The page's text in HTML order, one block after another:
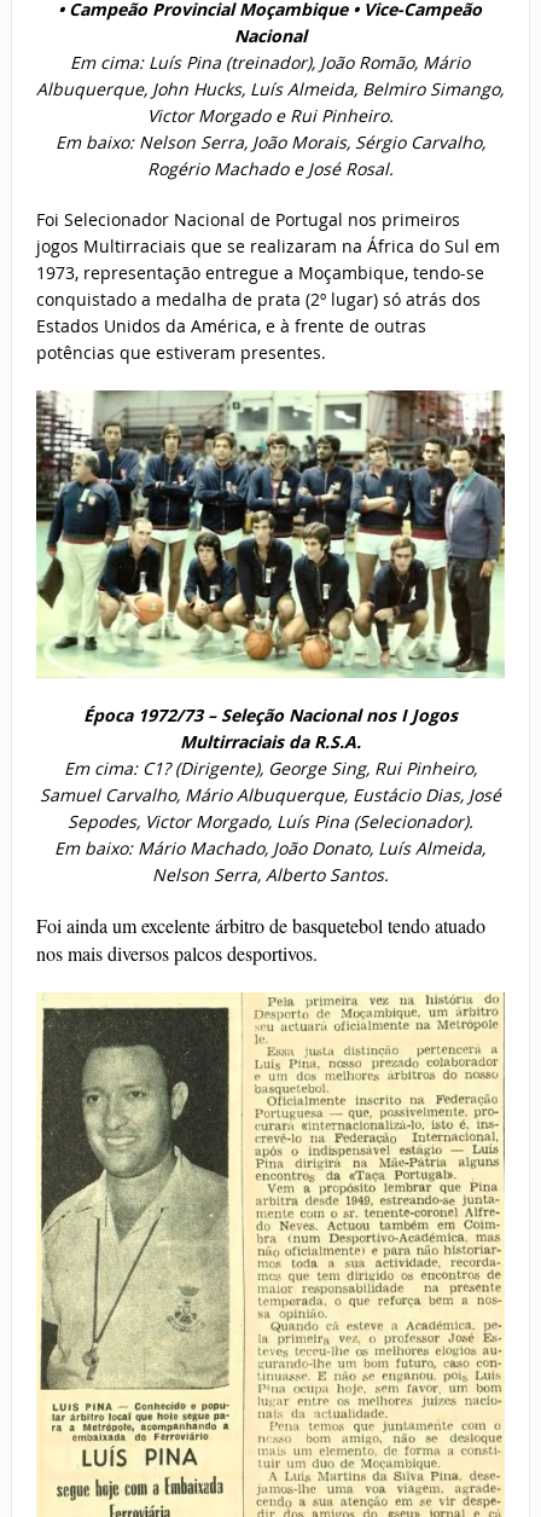
• Campeão Provincial Moçambique • Vice-Campeão
Nacional
Em cima: Luís Pina (treinador), João Romão, Mário
Albuquerque, John Hucks, Luís Almeida, Belmiro Simango,
Victor Morgado e Rui Pinheiro.
Em baixo: Nelson Serra, João Morais, Sérgio Carvalho,
Rogério Machado e José Rosal.
Foi Selecionador Nacional de Portugal nos primeiros
jogos Multirraciais que se realizaram na África do Sul em
1973, representação entregue a Moçambique, tendo-se
conquistado a medalha de prata (2º lugar) só atrás dos
Estados Unidos da América, e à frente de outras
potências que estiveram presentes.
Época 1972/73 –Seleção Nacional nos I Jogos
Multirraciais da R.S.A.
Em cima: C1? (Dirigente), George Sing, Rui Pinheiro,
Samuel Carvalho, Mário Albuquerque, Eustácio Dias, José
Sepodes, Victor Morgado, Luís Pina (Selecionador).
Em baixo: Mário Machado, João Donato, Luís Almeida,
Nelson Serra, Alberto Santos.
Foi ainda um excelente árbitro de basquetebol tendo atuado
nos mais diversos palcos desportivos.